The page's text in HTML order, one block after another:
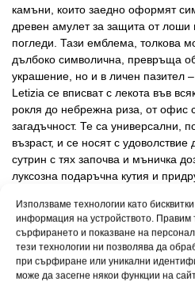
Използваме технологии като
информация на устройството. Правим
сърфирането и показване на
тези технологии ни позволява да
при сърфиране или уникални
може да засегне някои функции на
камъни, които заедно оформят
древен амулет за защита от лоши
погледи. Тази емблема, толкова
дълбоко символична, превръща
украшение, но и в личен пазител
Letizia се вписват с лекота във
рокля до небрежна риза, от офис
загадъчност. Те са универсални,
възраст, и се носят с
сутрин с тях започва и мъничка
луксозна подаръчна кутия и
Сребърните обеци Letizia са онзи
само стил, но и невидима
присъствие.